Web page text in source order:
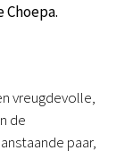
vreugdevolle,
de
paar,